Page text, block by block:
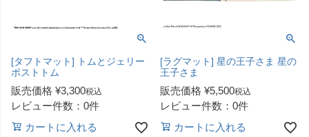
[タフトマット] トムとジェリー
ポストトム
販売価格 ¥3,300税込
レビュー件数：0件
カートに入れる
[ラグマット] 星の王子さま 星の
王子さま
販売価格 ¥5,500税込
レビュー件数：0件
カートに入れる